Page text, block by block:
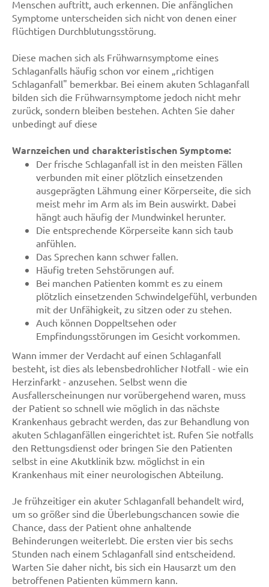
Menschen auftritt, auch erkennen. Die anfänglichen
Symptome unterscheiden sich nicht von denen einer
flüchtigen Durchblutungsstörung.
Diese machen sich als Frühwarnsymptome eines
Schlaganfalls häufig schon vor einem „richtigen
Schlaganfall" bemerkbar. Bei einem akuten Schlaganfall
bilden sich die Frühwarnsymptome jedoch nicht mehr
zurück, sondern bleiben bestehen. Achten Sie daher
unbedingt auf diese
Warnzeichen und charakteristischen Symptome:
Der frische Schlaganfall ist in den meisten Fällen
verbunden mit einer plötzlich einsetzenden
ausgeprägten Lähmung einer Körperseite, die sich
meist mehr im Arm als im Bein auswirkt. Dabei
hängt auch häufig der Mundwinkel herunter.
Die entsprechende Körperseite kann sich taub
anfühlen.
Das Sprechen kann schwer fallen.
Häufig treten Sehstörungen auf.
Bei manchen Patienten kommt es zu einem
plötzlich einsetzenden Schwindelgefühl, verbunden
mit der Unfähigkeit, zu sitzen oder zu stehen.
Auch können Doppeltsehen oder
Empfindungsstörungen im Gesicht vorkommen.
Wann immer der Verdacht auf einen Schlaganfall
besteht, ist dies als lebensbedrohlicher Notfall - wie ein
Herzinfarkt - anzusehen. Selbst wenn die
Ausfallerscheinungen nur vorübergehend waren, muss
der Patient so schnell wie möglich in das nächste
Krankenhaus gebracht werden, das zur Behandlung von
akuten Schlaganfällen eingerichtet ist. Rufen Sie notfalls
den Rettungsdienst oder bringen Sie den Patienten
selbst in eine Akutklinik bzw. möglichst in ein
Krankenhaus mit einer neurologischen Abteilung.
Je frühzeitiger ein akuter Schlaganfall behandelt wird,
um so größer sind die Überlebungschancen sowie die
Chance, dass der Patient ohne anhaltende
Behinderungen weiterlebt. Die ersten vier bis sechs
Stunden nach einem Schlaganfall sind entscheidend.
Warten Sie daher nicht, bis sich ein Hausarzt um den
betroffenen Patienten kümmern kann.